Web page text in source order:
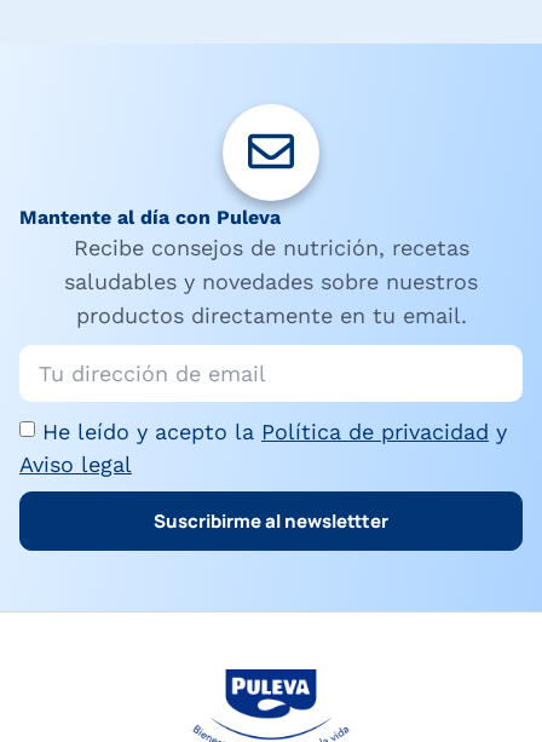
Mantente al día con Puleva
Recibe consejos de nutrición, recetas
saludables y novedades sobre nuestros
productos directamente en tu email.
He leído y acepto la Política de privacidad y
Aviso legal
Suscribirme al newslettter